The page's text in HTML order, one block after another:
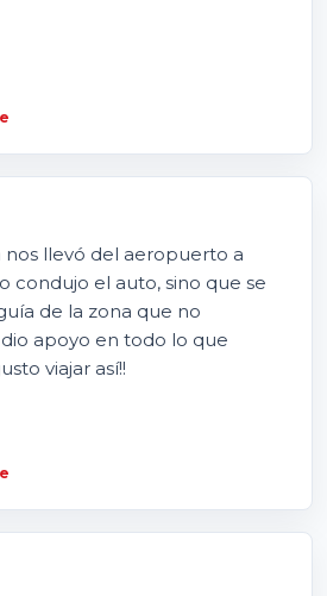
llevó del aeropuerto a
condujo el auto, sino que se
de la zona que no
apoyo en todo lo que
viajar así!!